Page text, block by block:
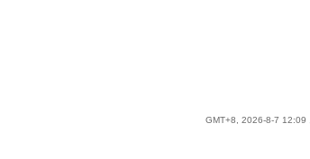
GMT+8, 2026-8-7 12:09